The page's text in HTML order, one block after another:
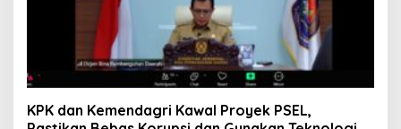
KPK dan Kemendagri Kawal Proyek PSEL,